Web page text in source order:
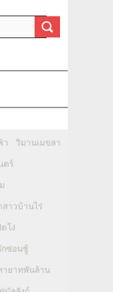
า วิมานเมขลา
ตร์
สาวบ้านไร่
โง่
กซ่อนชู้
ายาทพันล้าน